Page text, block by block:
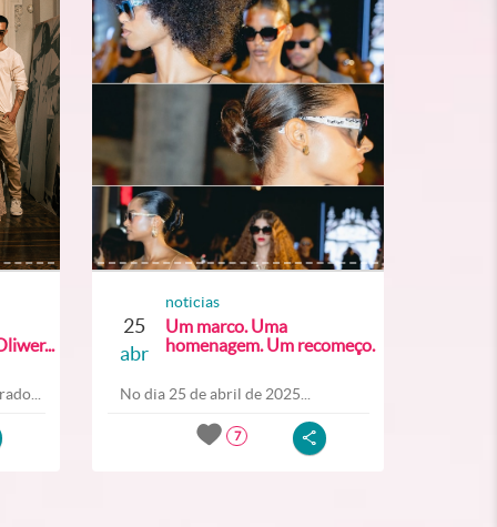
25
abr
noticias
Um marco. Uma
homenagem. Um recomeço.
No dia 25 de abril de 2025...
7